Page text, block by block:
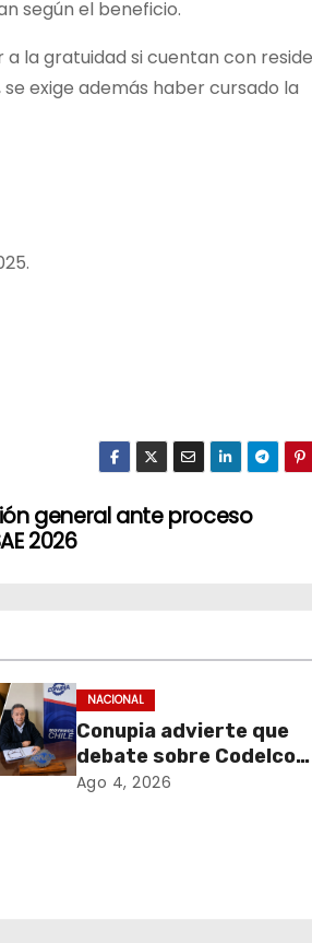
según el beneficio.
la gratuidad si cuentan con
exige además haber cursado la
general ante proceso
2026
NACIONAL
Conupia advierte que
debate sobre Codelco
podría abrir la puerta a
Ago 4, 2026